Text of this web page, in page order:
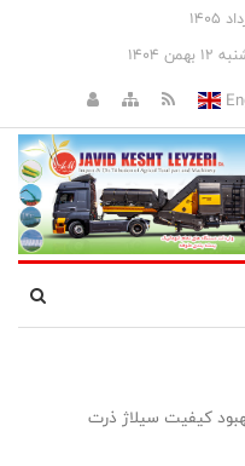
1404
كيفيت سيلاژ ذرت